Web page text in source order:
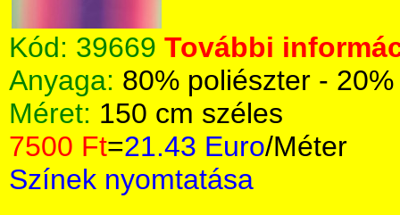
Kód: 39669 További
Anyaga: 80% poliészter -
Méret: 150 cm széles
7500 Ft=21.43 Euro/Méter
Színek nyomtatása